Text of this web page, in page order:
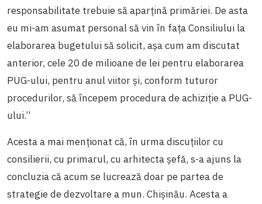
responsabilitate trebuie să aparțină primăriei. De asta
eu mi-am asumat personal să vin în fața Consiliului la
elaborarea bugetului să solicit, așa cum am discutat
anterior, cele 20 de milioane de lei pentru elaborarea
PUG-ului, pentru anul viitor și, conform tuturor
procedurilor, să începem procedura de achiziție a PUG-
ului.”
Acesta a mai menționat că, în urma discuțiilor cu
consilierii, cu primarul, cu arhitecta șefă, s-a ajuns la
concluzia că acum se lucrează doar pe partea de
strategie de dezvoltare a mun. Chișinău. Acesta a